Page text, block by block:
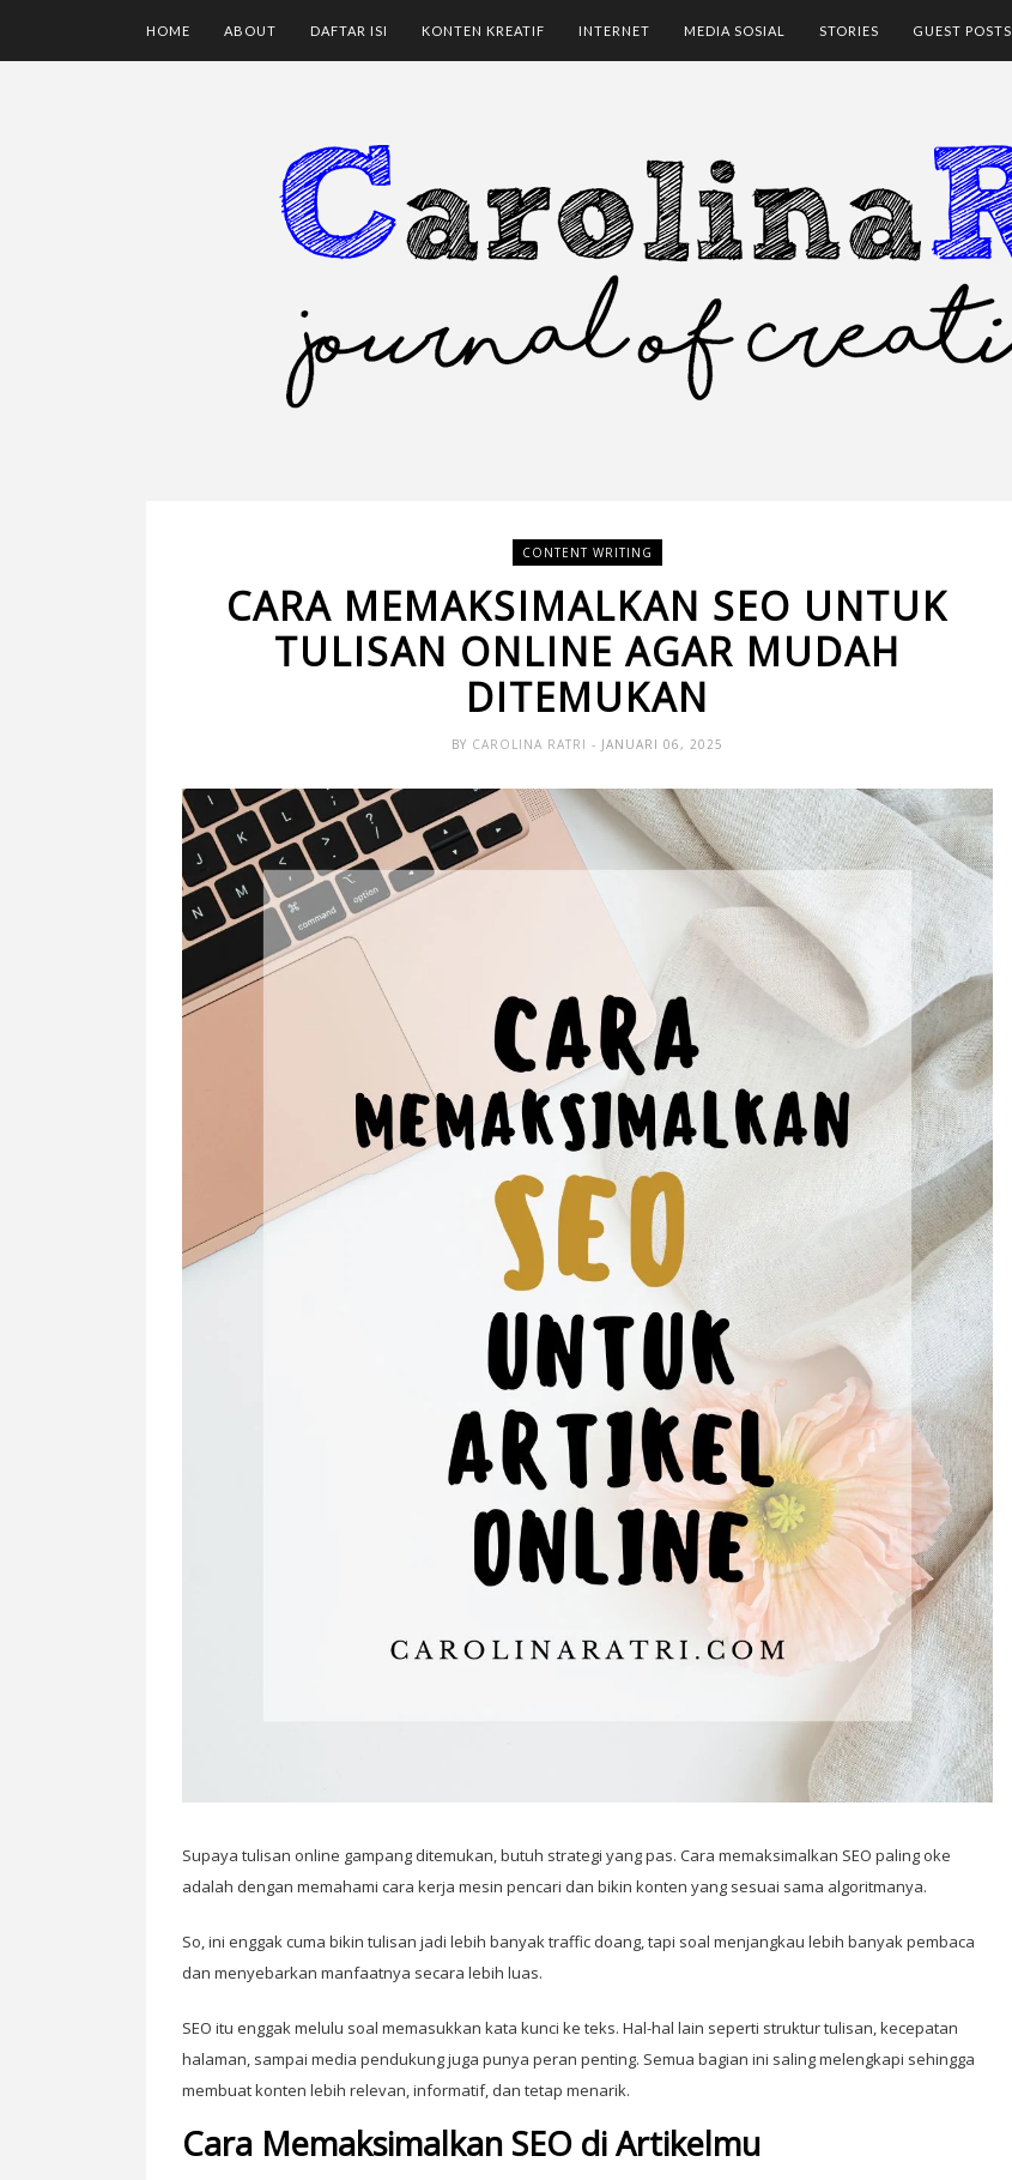
HOME ABOUT DAFTAR ISI KONTEN KREATIF INTERNET MEDIA SOSIAL STORIES GUEST POSTS
CONTENT WRITING
CARA MEMAKSIMALKAN SEO UNTUK
TULISAN ONLINE AGAR MUDAH
DITEMUKAN
BY CAROLINA RATRI - JANUARI 06, 2025
Supaya tulisan online gampang ditemukan, butuh strategi yang pas. Cara memaksimalkan SEO paling oke
adalah dengan memahami cara kerja mesin pencari dan bikin konten yang sesuai sama algoritmanya.
So, ini enggak cuma bikin tulisan jadi lebih banyak traffic doang, tapi soal menjangkau lebih banyak pembaca
dan menyebarkan manfaatnya secara lebih luas.
SEO itu enggak melulu soal memasukkan kata kunci ke teks. Hal-hal lain seperti struktur tulisan, kecepatan
halaman, sampai media pendukung juga punya peran penting. Semua bagian ini saling melengkapi sehingga
membuat konten lebih relevan, informatif, dan tetap menarik.
Cara Memaksimalkan SEO di Artikelmu